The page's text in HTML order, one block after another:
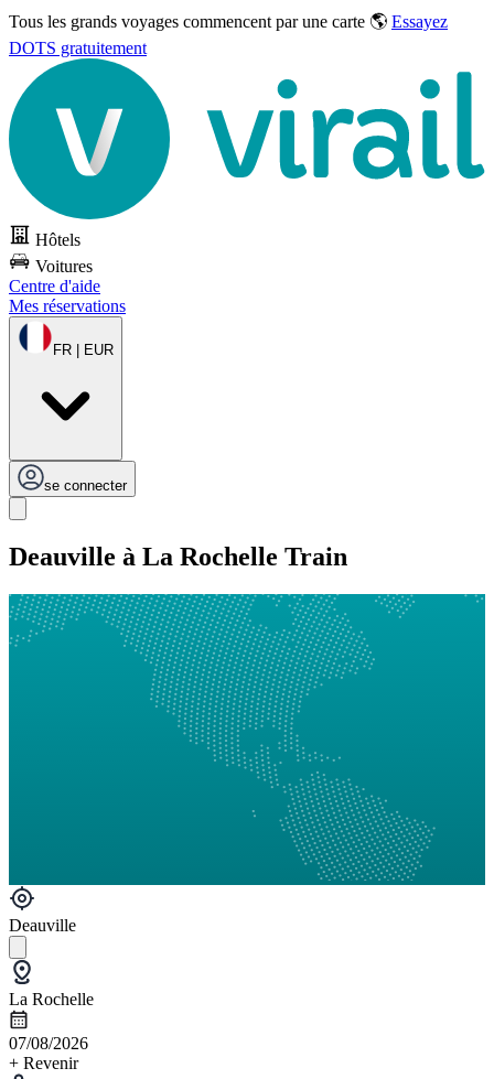
Tous les grands voyages commencent par une carte 🌎 Essayez
DOTS gratuitement
Hôtels
Voitures
Centre d'aide
Mes réservations
FR | EUR
se connecter
Deauville à La Rochelle Train
Deauville
La Rochelle
07/08/2026
+ Revenir